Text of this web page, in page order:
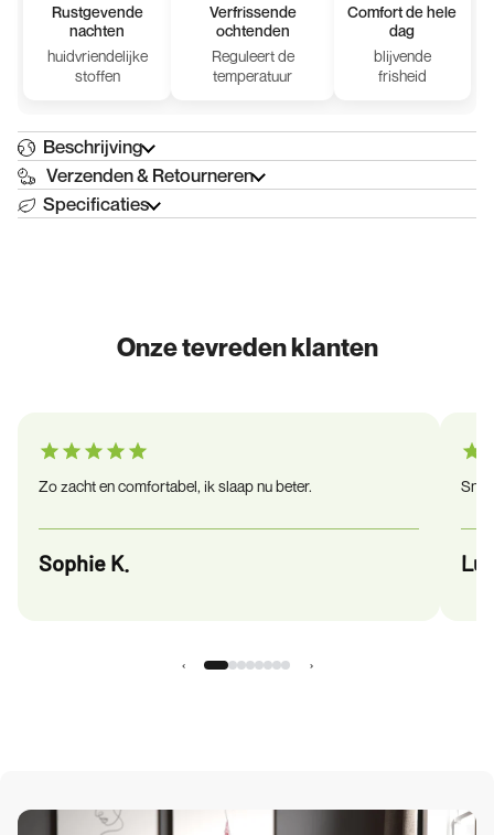
Rustgevende
nachten
huidvriendelijke
stoffen
Verfrissende
ochtenden
Reguleert de
temperatuur
Comfort de hele
dag
blijvende
frisheid
Beschrijving
Verzenden & Retourneren
Specificaties
Onze tevreden klanten
Zo zacht en comfortabel, ik slaap nu beter.
Sophie K.
Snel
‹ ›